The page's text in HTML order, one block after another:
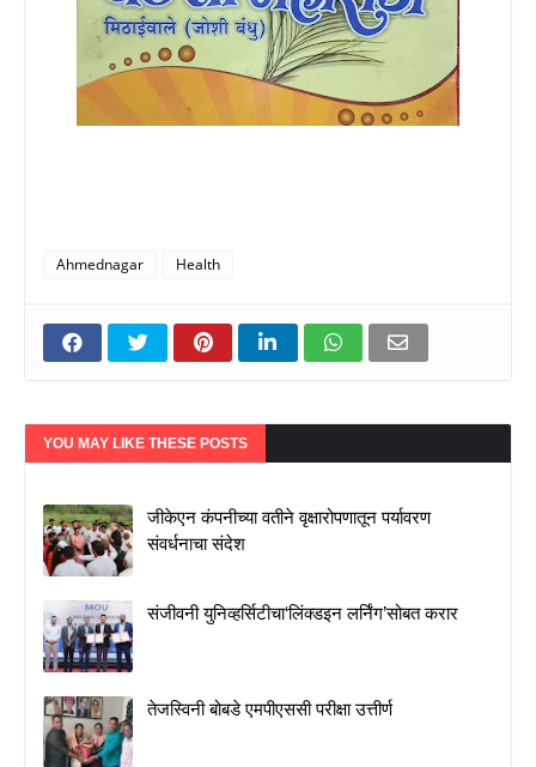
Ahmednagar Health
YOU MAY LIKE THESE POSTS
जीकेएन कंपनीच्या वतीने वृक्षारोपणातून पर्यावरण
संवर्धनाचा संदेश
संजीवनी युनिव्हर्सिटीचा‘लिंक्डइन लर्निंग’सोबत करार
तेजस्विनी बोबडे एमपीएससी परीक्षा उत्तीर्ण